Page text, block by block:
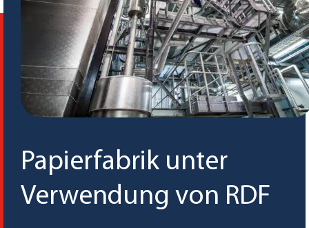
Papierfabrik unter
Verwendung von RDF